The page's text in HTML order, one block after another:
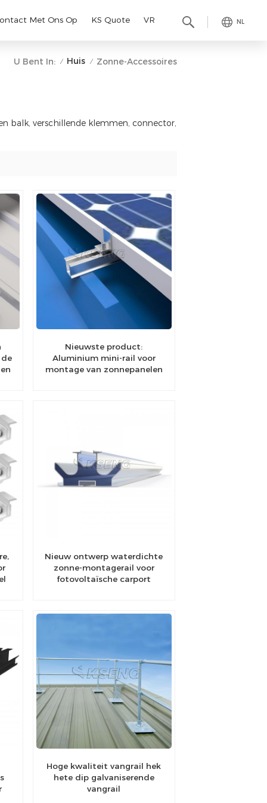
NL
Met Ons Op KS Quote VR
U Bent In: / Huis / Zonne-Accessoires
balk, verschillende klemmen, connector,
Nieuwste product:
Aluminium mini-rail voor
montage van zonnepanelen
Nieuw ontwerp waterdichte
zonne-montagerail voor
fotovoltaïsche carport
Hoge kwaliteit vangrail hek
hete dip galvaniserende
vangrail